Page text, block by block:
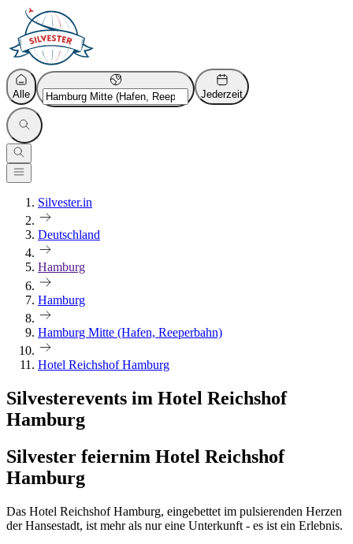
Alle Jederzeit
Silvester.in
Deutschland
Hamburg
Hamburg
Hamburg Mitte (Hafen, Reeperbahn)
Hotel Reichshof Hamburg
Silvesterevents im Hotel Reichshof
Hamburg
Silvester feiernim Hotel Reichshof
Hamburg
Das Hotel Reichshof Hamburg, eingebettet im pulsierenden Herzen
der Hansestadt, ist mehr als nur eine Unterkunft - es ist ein Erlebnis.